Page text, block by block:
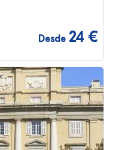
Desde 24 €